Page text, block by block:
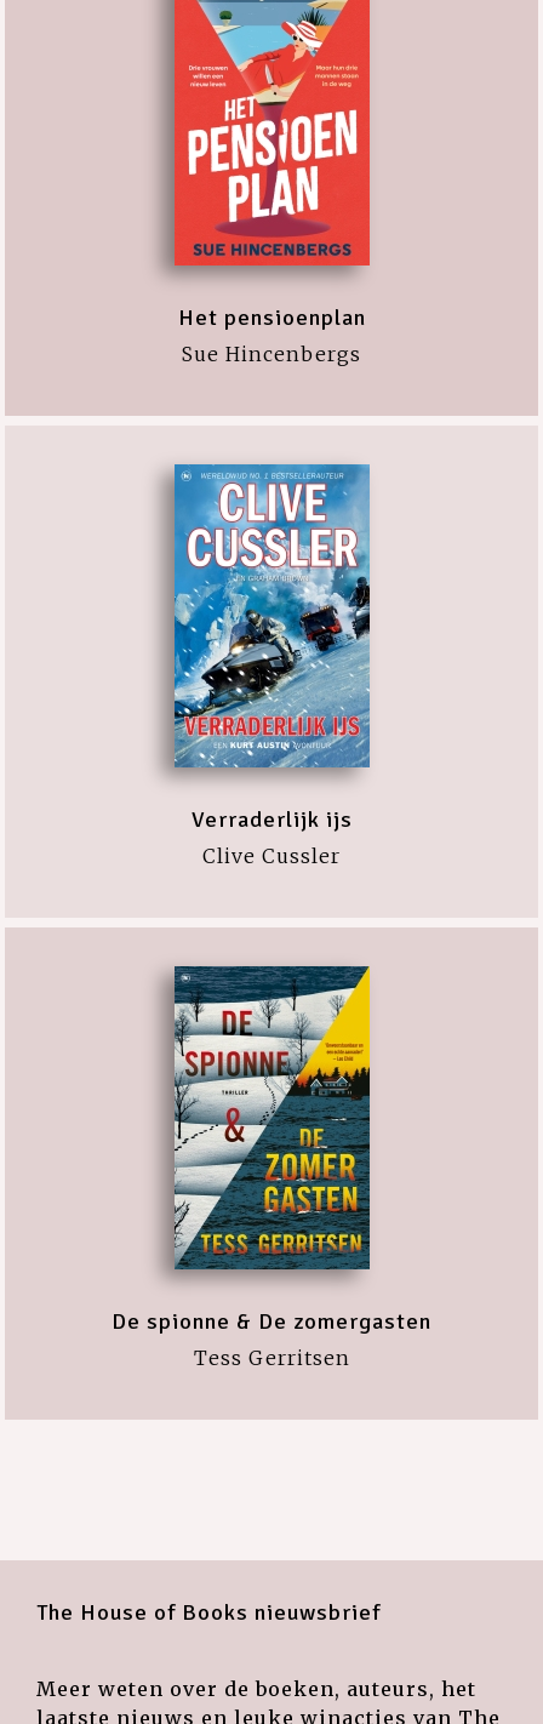
Het pensioenplan
Sue Hincenbergs
Verraderlijk ijs
Clive Cussler
De spionne & De zomergasten
Tess Gerritsen
The House of Books nieuwsbrief
Meer weten over de boeken, auteurs, het
laatste nieuws en leuke winacties van The